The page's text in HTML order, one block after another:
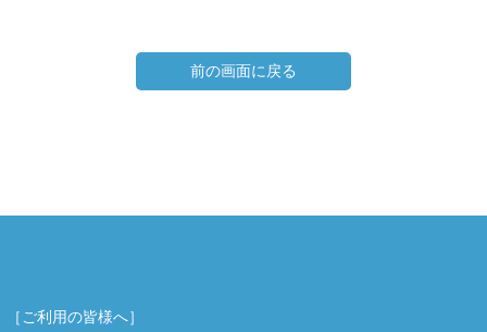
前の画面に戻る
［ご利用の皆様へ］